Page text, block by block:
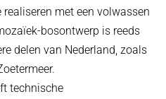
realiseren met een volwassen
bosontwerp is reeds
delen van Nederland, zoals
technische